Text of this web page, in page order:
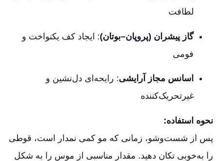
لطافت
گاز پیشران (پروپان–بوتان): ایجاد کف یکنواخت و
فومی
اسانس مجاز آرایشی: رایحه‌ای دل‌نشین و
غیرتحریک‌کننده
نحوه استفاده:
پس از شست‌وشو، زمانی که مو کمی نمدار است، قوطی
را به‌خوبی تکان دهید. مقدار مناسبی از موس را به شکل